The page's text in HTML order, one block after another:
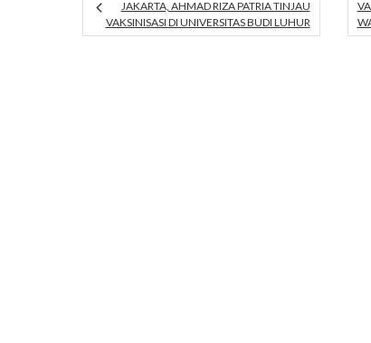
JAKARTA, AHMAD RIZA PATRIA TINJAU
VAKSINISASI DI UNIVERSITAS BUDI LUHUR